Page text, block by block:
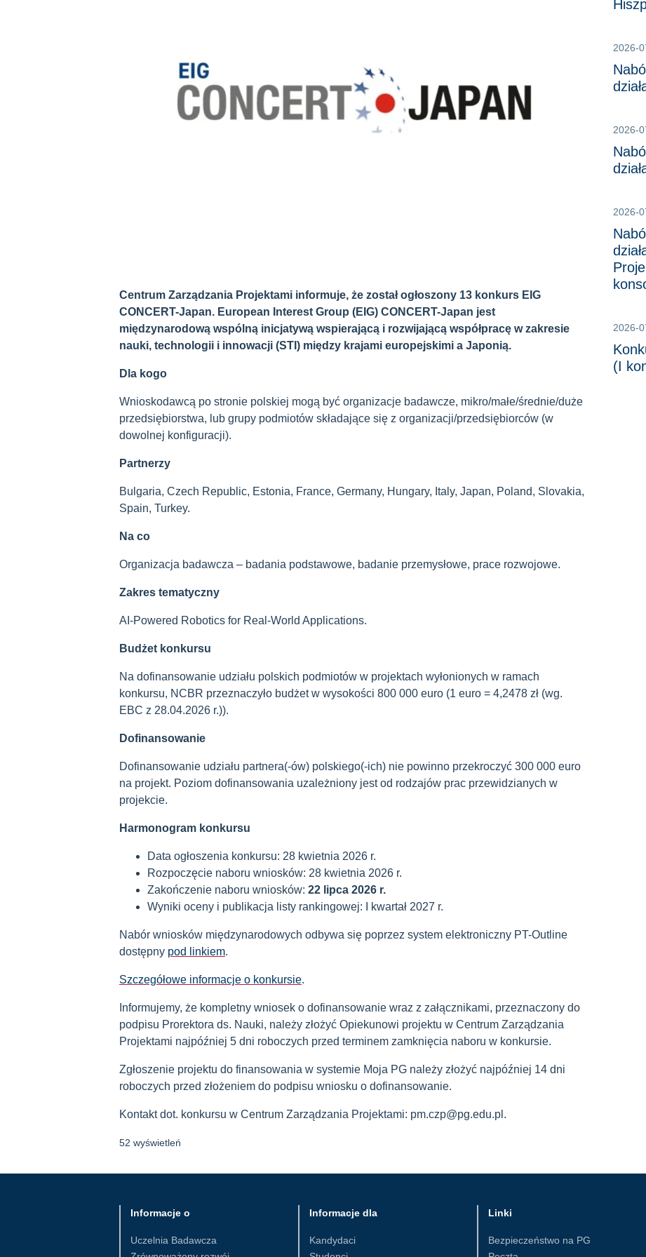
Centrum Zarządzania Projektami informuje, że został ogłoszony 13 konkurs EIG
CONCERT-Japan. European Interest Group (EIG) CONCERT-Japan jest
międzynarodową wspólną inicjatywą wspierającą i rozwijającą współpracę w zakresie
nauki, technologii i innowacji (STI) między krajami europejskimi a Japonią.
Dla kogo
Wnioskodawcą po stronie polskiej mogą być organizacje badawcze, mikro/małe/średnie/duże
przedsiębiorstwa, lub grupy podmiotów składające się z organizacji/przedsiębiorców (w
dowolnej konfiguracji).
Partnerzy
Bulgaria, Czech Republic, Estonia, France, Germany, Hungary, Italy, Japan, Poland, Slovakia,
Spain, Turkey.
Na co
Organizacja badawcza – badania podstawowe, badanie przemysłowe, prace rozwojowe.
Zakres tematyczny
AI-Powered Robotics for Real-World Applications.
Budżet konkursu
Na dofinansowanie udziału polskich podmiotów w projektach wyłonionych w ramach
konkursu, NCBR przeznaczyło budżet w wysokości 800 000 euro (1 euro = 4,2478 zł (wg.
EBC z 28.04.2026 r.)).
Dofinansowanie
Dofinansowanie udziału partnera(-ów) polskiego(-ich) nie powinno przekroczyć 300 000 euro
na projekt. Poziom dofinansowania uzależniony jest od rodzajów prac przewidzianych w
projekcie.
Harmonogram konkursu
Data ogłoszenia konkursu: 28 kwietnia 2026 r.
Rozpoczęcie naboru wniosków: 28 kwietnia 2026 r.
Zakończenie naboru wniosków: 22 lipca 2026 r.
Wyniki oceny i publikacja listy rankingowej: I kwartał 2027 r.
Nabór wniosków międzynarodowych odbywa się poprzez system elektroniczny PT-Outline
dostępny pod linkiem.
Szczegółowe informacje o konkursie.
Informujemy, że kompletny wniosek o dofinansowanie wraz z załącznikami, przeznaczony do
podpisu Prorektora ds. Nauki, należy złożyć Opiekunowi projektu w Centrum Zarządzania
Projektami najpóźniej 5 dni roboczych przed terminem zamknięcia naboru w konkursie.
Zgłoszenie projektu do finansowania w systemie Moja PG należy złożyć najpóźniej 14 dni
roboczych przed złożeniem do podpisu wniosku o dofinansowanie.
Kontakt dot. konkursu w Centrum Zarządzania Projektami: pm.czp@pg.edu.pl.
52 wyświetleń
2026-
2026-
2026-
2026-
(I
Informacje o
Uczelnia Badawcza
Informacje dla
Kandydaci
Linki
Bezpieczeństwo na PG